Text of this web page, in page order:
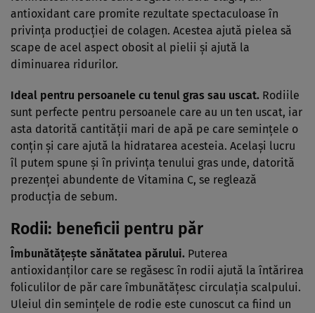
antioxidant care promite rezultate spectaculoase în
privinţa producţiei de colagen. Acestea ajută pielea să
scape de acel aspect obosit al pielii şi ajută la
diminuarea ridurilor.
Ideal pentru persoanele cu tenul gras sau uscat. Rodiile
sunt perfecte pentru persoanele care au un ten uscat, iar
asta datorită cantităţii mari de apă pe care seminţele o
conţin şi care ajută la hidratarea acesteia. Acelaşi lucru
îl putem spune şi în privinţa tenului gras unde, datorită
prezenţei abundente de Vitamina C, se reglează
producţia de sebum.
Rodii: beneficii pentru păr
Îmbunătăţeşte sănătatea părului. Puterea
antioxidanţilor care se regăsesc în rodii ajută la întărirea
foliculilor de păr care îmbunătăţesc circulaţia scalpului.
Uleiul din seminţele de rodie este cunoscut ca fiind un